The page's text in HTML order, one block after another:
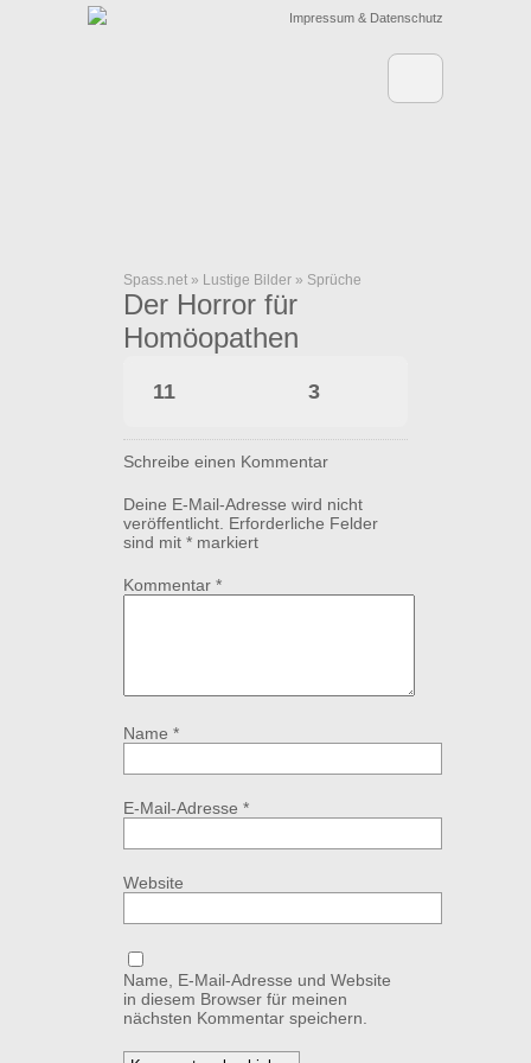
Impressum & Datenschutz
Spass.net » Lustige Bilder » Sprüche
Der Horror für
Homöopathen
11 3
Schreibe einen Kommentar
Deine E-Mail-Adresse wird nicht
veröffentlicht. Erforderliche Felder
sind mit * markiert
Kommentar *
Name *
E-Mail-Adresse *
Website
Name, E-Mail-Adresse und Website
in diesem Browser für meinen
nächsten Kommentar speichern.